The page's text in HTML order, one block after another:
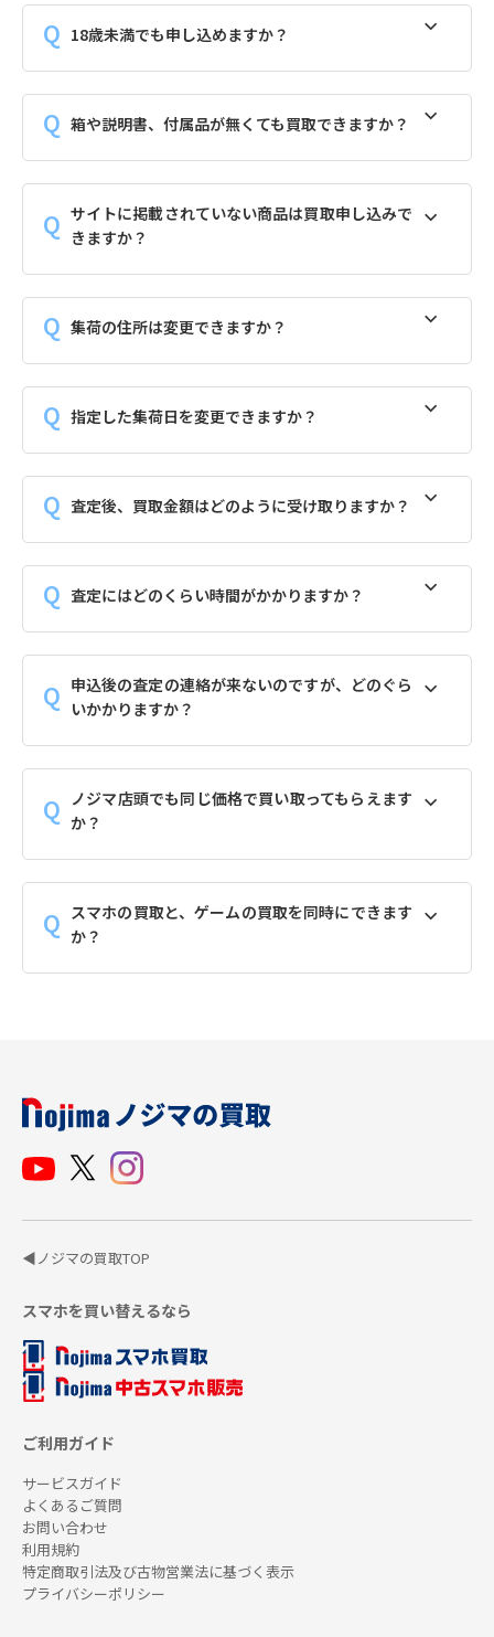
18歳未満でも申し込めますか？
箱や説明書、付属品が無くても買取できますか？
サイトに掲載されていない商品は買取申し込みで
きますか？
集荷の住所は変更できますか？
指定した集荷日を変更できますか？
査定後、買取金額はどのように受け取りますか？
査定にはどのくらい時間がかかりますか？
申込後の査定の連絡が来ないのですが、どのぐら
いかかりますか？
ノジマ店頭でも同じ価格で買い取ってもらえます
か？
スマホの買取と、ゲームの買取を同時にできます
か？
◀ノジマの買取TOP
スマホを買い替えるなら
ご利用ガイド
サービスガイド
よくあるご質問
お問い合わせ
利用規約
特定商取引法及び古物営業法に基づく表示
プライバシーポリシー